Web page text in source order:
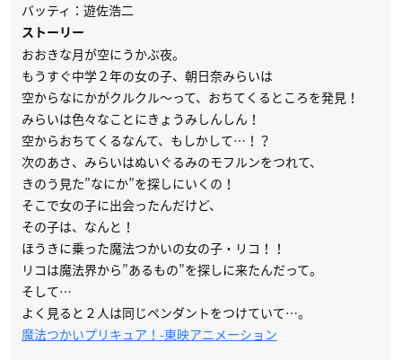
バッティ：遊佐浩二
ストーリー
おおきな月が空にうかぶ夜。
もうすぐ中学２年の女の子、朝日奈みらいは
空からなにかがクルクル～って、おちてくるところを発見！
みらいは色々なことにきょうみしんしん！
空からおちてくるなんて、もしかして…！？
次のあさ、みらいはぬいぐるみのモフルンをつれて、
きのう見た”なにか”を探しにいくの！
そこで女の子に出会ったんだけど、
その子は、なんと！
ほうきに乗った魔法つかいの女の子・リコ！！
リコは魔法界から”あるもの”を探しに来たんだって。
そして…
よく見ると２人は同じペンダントをつけていて…。
魔法つかいプリキュア！-東映アニメーション